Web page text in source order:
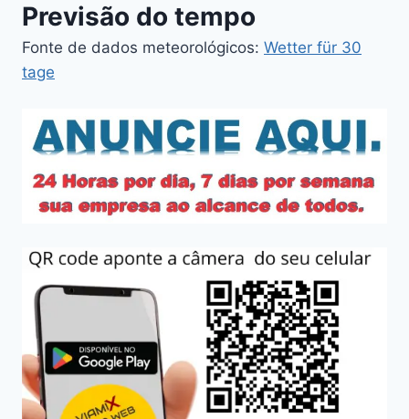
Previsão do tempo
Fonte de dados meteorológicos: Wetter für 30
tage